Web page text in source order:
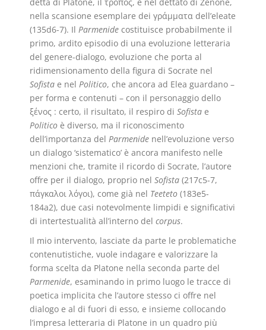
nella scansione esemplare dei γράμματα dell’eleate
(135d6-7). Il Parmenide costituisce probabilmente il
primo, ardito episodio di una evoluzione letteraria
del genere-dialogo, evoluzione che porta al
ridimensionamento della figura di Socrate nel
Sofista e nel Politico, che ancora ad Elea guardano –
per forma e contenuti – con il personaggio dello
ξένος : certo, il risultato, il respiro di Sofista e
Politico è diverso, ma il riconoscimento
dell’importanza del Parmenide nell’evoluzione verso
un dialogo ‘sistematico’ è ancora manifesto nelle
menzioni che, tramite il ricordo di Socrate, l’autore
offre per il dialogo, proprio nel Sofista (217c5-7,
πάγκαλοι λόγοι), come già nel Teeteto (183e5-
184a2), due casi notevolmente limpidi e significativi
di intertestualità all’interno del corpus.
Il mio intervento, lasciate da parte le problematiche
contenutistiche, vuole indagare e valorizzare la
forma scelta da Platone nella seconda parte del
Parmenide, esaminando in primo luogo le tracce di
poetica implicita che l’autore stesso ci offre nel
dialogo e al di fuori di esso, e insieme collocando
l’impresa letteraria di Platone in un quadro più